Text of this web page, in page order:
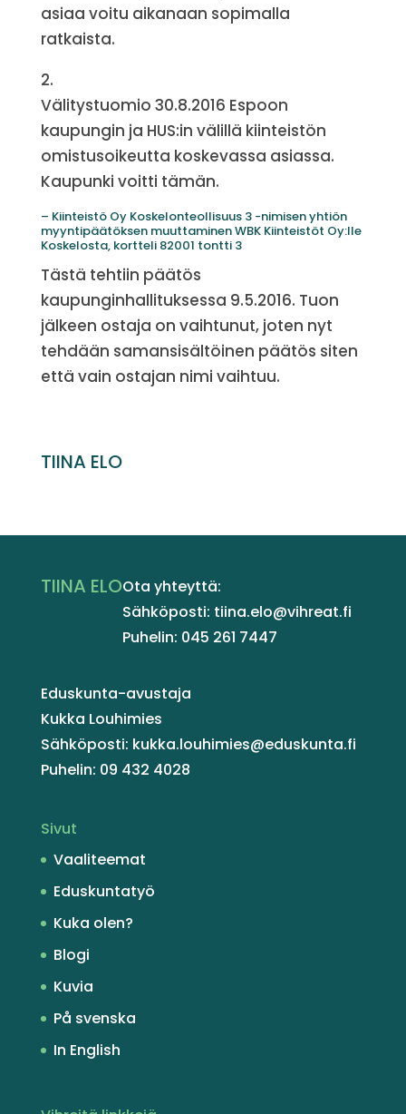
asiaa voitu aikanaan sopimalla
ratkaista.
2.
Välitystuomio 30.8.2016 Espoon
kaupungin ja HUS:in välillä kiinteistön
omistusoikeutta koskevassa asiassa.
Kaupunki voitti tämän.
– Kiinteistö Oy Koskelonteollisuus 3 -nimisen yhtiön
myyntipäätöksen muuttaminen WBK Kiinteistöt Oy:lle
Koskelosta, kortteli 82001 tontti 3
Tästä tehtiin päätös
kaupunginhallituksessa 9.5.2016. Tuon
jälkeen ostaja on vaihtunut, joten nyt
tehdään samansisältöinen päätös siten
että vain ostajan nimi vaihtuu.
TIINA ELO
TIINA ELOOta yhteyttä:
Sähköposti: tiina.elo@vihreat.fi
Puhelin: 045 261 7447
Eduskunta-avustaja
Kukka Louhimies
Sähköposti: kukka.louhimies@eduskunta.fi
Puhelin: 09 432 4028
Sivut
Vaaliteemat
Eduskuntatyö
Kuka olen?
Blogi
Kuvia
På svenska
In English